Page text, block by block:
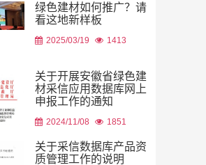
绿色建材如何推广？请
看这地新样板
2025/03/19 1413
关于开展安徽省绿色建
材采信应用数据库网上
申报工作的通知
2024/11/08 1851
关于采信数据库产品资
质管理工作的说明